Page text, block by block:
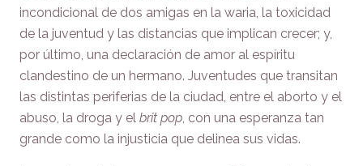
incondicional de dos amigas en la waria, la toxicidad
de la juventud y las distancias que implican crecer; y,
por último, una declaración de amor al espíritu
clandestino de un hermano. Juventudes que transitan
las distintas periferias de la ciudad, entre el aborto y el
abuso, la droga y el brit pop, con una esperanza tan
grande como la injusticia que delinea sus vidas.